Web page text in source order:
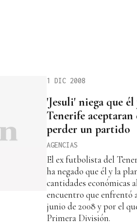
1 DIC 2008
'Jesuli' niega que
Tenerife
perder un partido
AGENCIAS
El ex futbolista del
ha negado que él y la
cantidades económicas
encuentro que enfrentó
junio de 2008 y por el
Primera División.